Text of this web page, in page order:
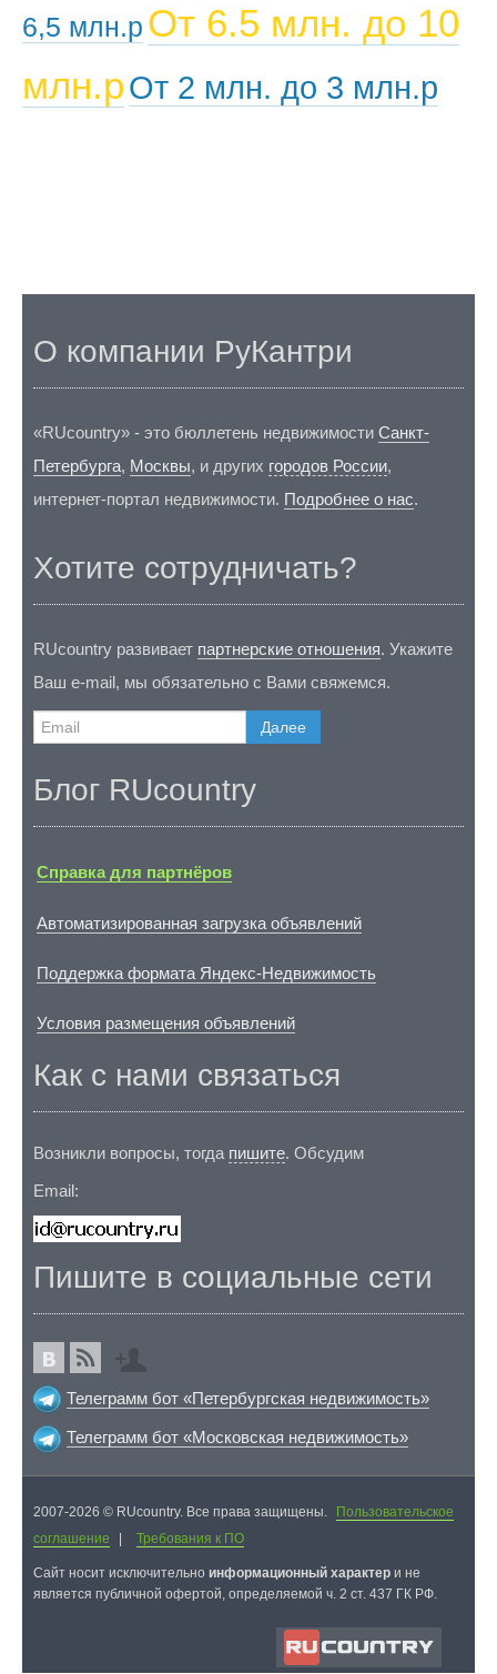
6,5 млн.р От 6.5 млн. до 10
млн.рОт 2 млн. до 3 млн.р
О компании РуКантри
«RUcountry» - это бюллетень недвижимости Санкт-
Петербурга, Москвы, и других городов России,
интернет-портал недвижимости. Подробнее о нас.
Хотите сотрудничать?
RUcountry развивает партнерские отношения. Укажите
Ваш e-mail, мы обязательно с Вами свяжемся.
Далее
Блог RUcountry
Справка для партнёров
Автоматизированная загрузка объявлений
Поддержка формата Яндекс-Недвижимость
Условия размещения объявлений
Как с нами связаться
Возникли вопросы, тогда пишите. Обсудим
Email:
Пишите в социальные сети
Телеграмм бот «Петербургская недвижимость»
Телеграмм бот «Московская недвижимость»
2007-2026 © RUcountry. Все права защищены.
Пользовательское
соглашение
| Требования к ПО
Cайт носит исключительно информационный характер и не
является публичной офертой, определяемой ч. 2 ст. 437 ГК РФ.